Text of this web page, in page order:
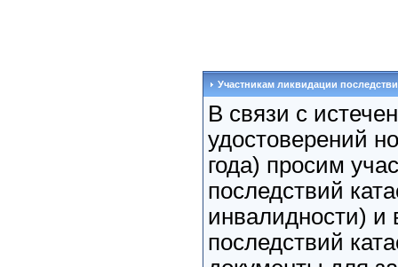
Участникам ликвидации
В связи с
удостоверений
года) просим
последствий
инвалидности) и
последствий